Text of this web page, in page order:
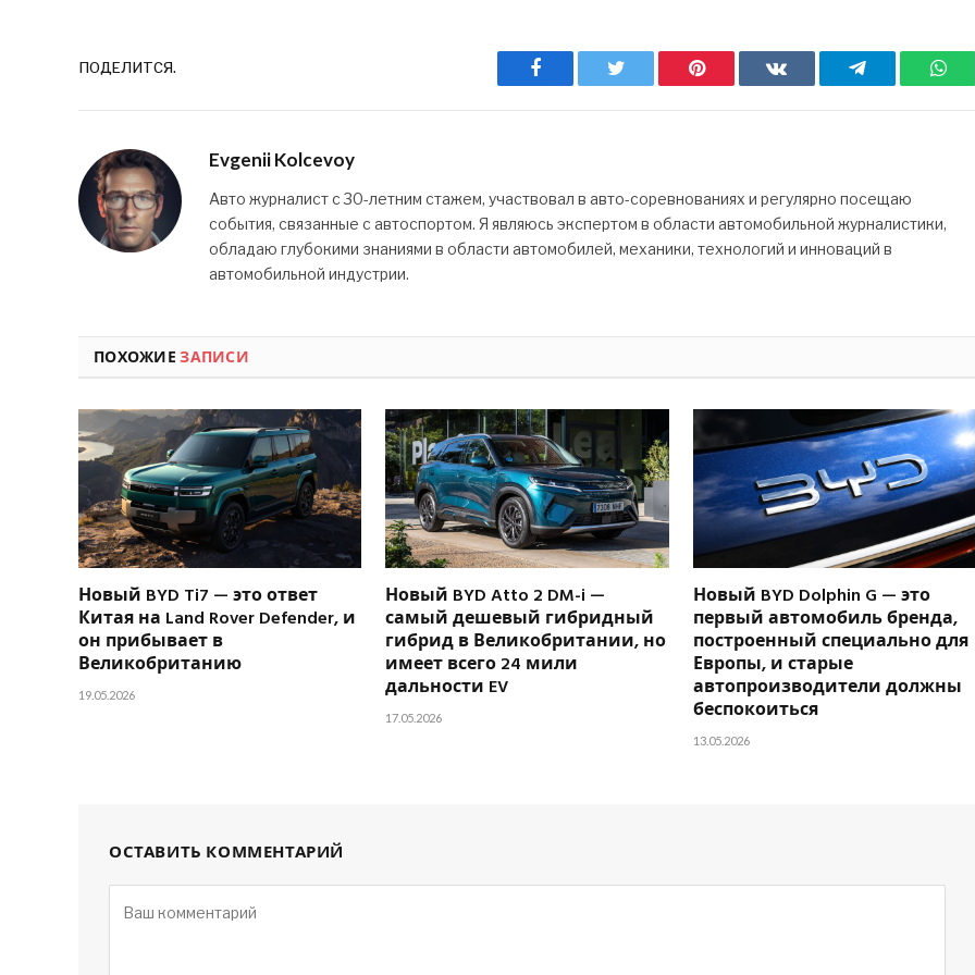
ПОДЕЛИТСЯ. Facebook Twitter Pinterest ВКонтактеTelegram
Evgenii Kolcevoy
Авто журналист с 30-летним стажем, участвовал в авто-соревнованиях и регулярно посещаю
события, связанные с автоспортом. Я являюсь экспертом в области автомобильной журналистики,
обладаю глубокими знаниями в области автомобилей, механики, технологий и инноваций в
автомобильной индустрии.
ПОХОЖИЕЗАПИСИ
Новый BYD Ti7 — это ответ
Китая на Land Rover Defender, и
он прибывает в
Великобританию
19.05.2026
Новый BYD Atto 2 DM-i —
самый дешевый гибридный
гибрид в Великобритании, но
имеет всего 24 мили
дальности EV
17.05.2026
Новый BYD Dolphin G — это
первый автомобиль бренда,
построенный специально для
Европы, и старые
автопроизводители должны
беспокоиться
13.05.2026
ОСТАВИТЬ КОММЕНТАРИЙ